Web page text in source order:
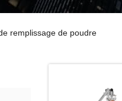
remplissage de poudre